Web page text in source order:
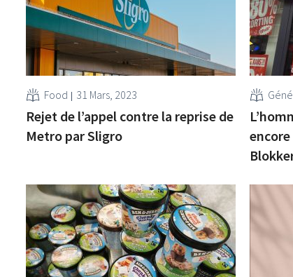
Food 31 Mars, 2023
Rejet de l’appel contre la reprise de
Metro par Sligro
encore